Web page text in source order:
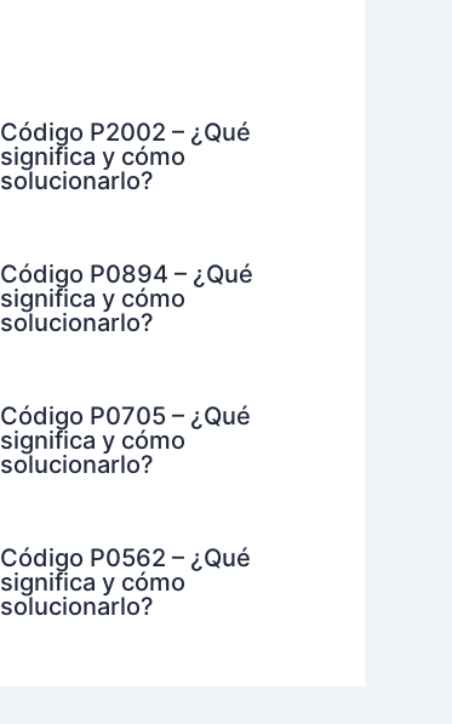
Código P2002 – ¿Qué
significa y cómo
solucionarlo?
Código P0894 – ¿Qué
significa y cómo
solucionarlo?
Código P0705 – ¿Qué
significa y cómo
solucionarlo?
Código P0562 – ¿Qué
significa y cómo
solucionarlo?